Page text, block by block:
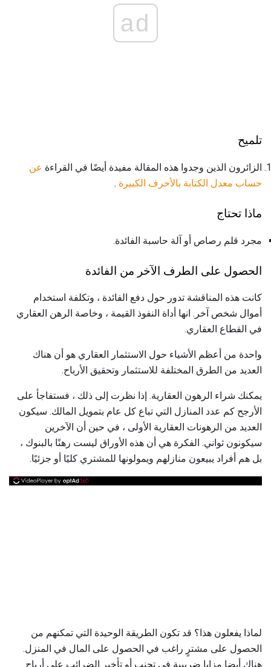
ad
تلميح
الزائرون الذين وجدوا هذه المقالة مفيدة أيضًا في القراءة عن
حساب معدل الكتابة بالأحرف الكبيرة .
ماذا تحتاج
مجرد قلم رصاص أو آلة حاسبة الفائدة.
الحصول على الطرف الآخر من الفائدة
كانت هذه المناقشة تدور حول دفع الفائدة ، وتكلفة استخدام
أموال شخص آخر. انها أداة النفوذ القيمة ، وخاصة الرهن العقاري
في القطاع العقاري.
واحدة من أعظم الأشياء حول الاستثمار العقاري هو أن هناك
العديد من الطرق المختلفة للاستثمار وتحقيق الأرباح.
يمكنك شراء الرهون العقارية. إذا نظرت إلى ذلك ، فستفاجأ على
الأرجح كم عدد المنازل التي تباع كل عام بتمويل المالك. سيكون
العديد من الرهونات العقارية الأولى ، في حين أن الآخرين
سيكونون ثواني. الفكرة هي أن هذه الأوراق ليست رهنًا بالبنوك ،
بل هم أفراد يبيعون منازلهم ويمولونها للمشتري كليًا أو جزئيًا.
لماذا يفعلون هذا؟ قد تكون الطريقة الوحيدة التي تمكنهم من
الحصول على مشترٍ راغب في الحصول على المال في المنزل.
هناك أيضا مزايا ضريبية في تجنب أو تأخير الضرائب على أرباح